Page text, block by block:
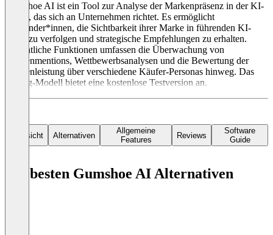
Gumshoe AI ist ein Tool zur Analyse der Markenpräsenz in der KI-
Suche, das sich an Unternehmen richtet. Es ermöglicht
Anwender*innen, die Sichtbarkeit ihrer Marke in führenden KI-
Tools zu verfolgen und strategische Empfehlungen zu erhalten.
Wesentliche Funktionen umfassen die Überwachung von
Markenmentions, Wettbewerbsanalysen und die Bewertung der
Markenleistung über verschiedene Käufer-Personas hinweg. Das
Pricing-Modell bietet eine kostenlose Testversion an.
Übersicht Alternativen
Allgemeine
Features
Reviews
Software
Guide
Die besten Gumshoe AI Alternativen